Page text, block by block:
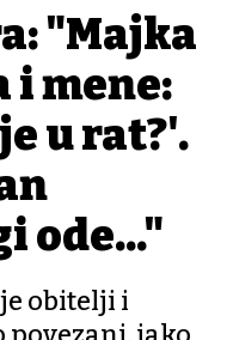
"Majka
i mene:
u rat?'.
ode..."
obitelji i